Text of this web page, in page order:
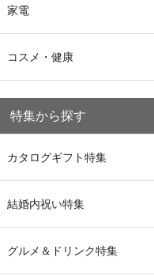
家電
コスメ・健康
特集から探す
カタログギフト特集
結婚内祝い特集
グルメ＆ドリンク特集